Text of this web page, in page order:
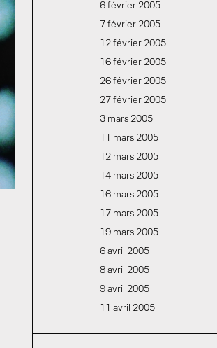
6 février 2005
7 février 2005
12 février 2005
16 février 2005
26 février 2005
27 février 2005
3 mars 2005
11 mars 2005
12 mars 2005
14 mars 2005
16 mars 2005
17 mars 2005
19 mars 2005
6 avril 2005
8 avril 2005
9 avril 2005
11 avril 2005